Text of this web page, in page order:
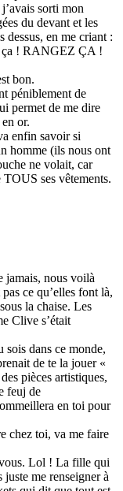
sorti mon
du devant et les
dessus, en me criant :
ça ! RANGEZ ÇA !
bon.
péniblement de
permet de me dire
or.
enfin savoir si
homme (ils nous ont
ne volait, car
ses vêtements.
jamais, nous voilà
ce qu’elles font là,
la chaise. Les
Clive s’était
sois dans ce monde,
de te la jouer «
pièces artistiques,
feuj de
en toi pour
chez toi, va me faire
Lol ! La fille qui
me renseigner à